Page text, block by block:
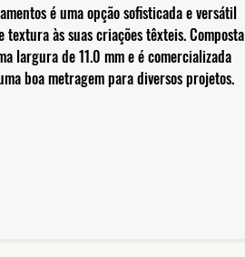
é uma opção sofisticada e versátil
às suas criações têxteis. Composta
largura de 11.0 mm e é comercializada
boa metragem para diversos projetos.